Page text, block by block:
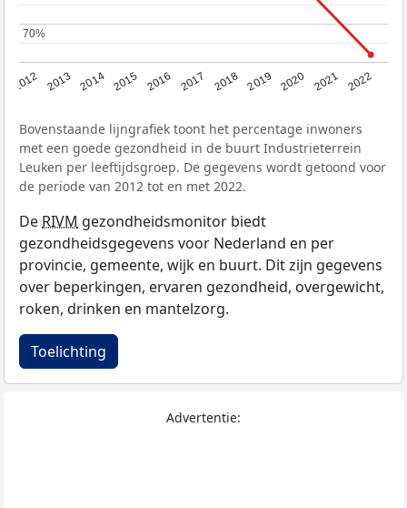
2012 2013 2014 2015 2016 2017 2018 2019 2020 2021 2022
70%
70%
Bovenstaande lijngrafiek toont het percentage inwoners
met een goede gezondheid in de buurt Industrieterrein
Leuken per leeftijdsgroep. De gegevens wordt getoond voor
de periode van 2012 tot en met 2022.
De RIVM gezondheidsmonitor biedt
gezondheidsgegevens voor Nederland en per
provincie, gemeente, wijk en buurt. Dit zijn gegevens
over beperkingen, ervaren gezondheid, overgewicht,
roken, drinken en mantelzorg.
Toelichting
Advertentie: